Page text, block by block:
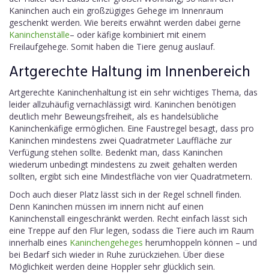
Kaninchen auch ein großzügiges Gehege im Innenraum
geschenkt werden. Wie bereits erwähnt werden dabei gerne
Kaninchenställe– oder käfige kombiniert mit einem
Freilaufgehege. Somit haben die Tiere genug auslauf.
Artgerechte Haltung im Innenbereich
Artgerechte Kaninchenhaltung ist ein sehr wichtiges Thema, das
leider allzuhäufig vernachlässigt wird. Kaninchen benötigen
deutlich mehr Beweungsfreiheit, als es handelsübliche
Kaninchenkäfige ermöglichen. Eine Faustregel besagt, dass pro
Kaninchen mindestens zwei Quadratmeter Lauffläche zur
Verfügung stehen sollte. Bedenkt man, dass Kaninchen
wiederum unbedingt mindestens zu zweit gehalten werden
sollten, ergibt sich eine Mindestfläche von vier Quadratmetern.
Doch auch dieser Platz lässt sich in der Regel schnell finden.
Denn Kaninchen müssen im innern nicht auf einen
Kaninchenstall eingeschränkt werden. Recht einfach lässt sich
eine Treppe auf den Flur legen, sodass die Tiere auch im Raum
innerhalb eines Kaninchengeheges herumhoppeln können – und
bei Bedarf sich wieder in Ruhe zurückziehen. Über diese
Möglichkeit werden deine Hoppler sehr glücklich sein.